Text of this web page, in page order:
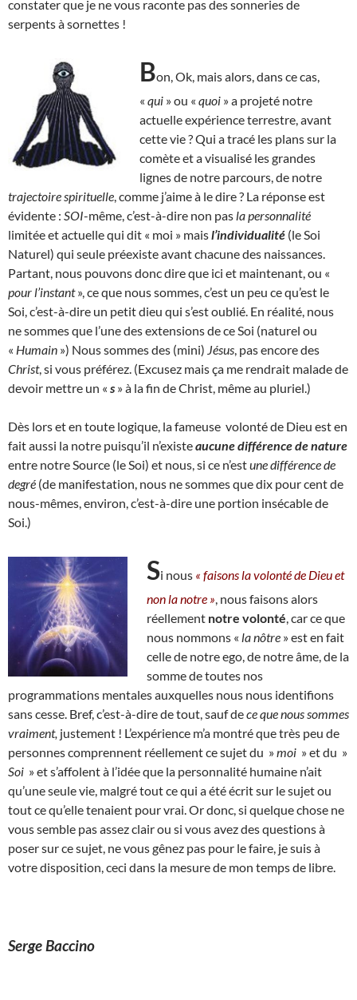
constater que je ne vous raconte pas des sonneries de
serpents à sornettes !
Bon, Ok, mais alors, dans ce cas,
« qui » ou « quoi » a projeté notre
actuelle expérience terrestre, avant
cette vie ? Qui a tracé les plans sur la
comète et a visualisé les grandes
lignes de notre parcours, de notre
trajectoire spirituelle , comme j’aime à le dire ? La réponse est
évidente : SOI-même, c’est-à-dire non pas la personnalité
limitée et actuelle qui dit « moi » maisl’individualité (le Soi
Naturel) qui seule préexiste avant chacune des naissances.
Partant, nous pouvons donc dire que ici et maintenant, ou «
pour l’instant», ce que nous sommes, c’est un peu ce qu’est le
Soi, c’est-à-dire un petit dieu qui s’est oublié. En réalité, nous
ne sommes que l’une des extensions de ce Soi (naturel ou
« Humain ») Nous sommes des (mini) Jésus , pas encore des
Christ, si vous préférez. (Excusez mais ça me rendrait malade de
devoir mettre un « s » à la fin de Christ, même au pluriel.)
Dès lors et en toute logique, la fameuse volonté de Dieu est en
fait aussi la notre puisqu’il n’existeaucune différence de nature
entre notre Source (le Soi) et nous, si ce n’estune différence de
degré (de manifestation, nous ne sommes que dix pour cent de
nous-mêmes, environ, c’est-à-dire une portion insécable de
Soi.)
Si nous « faisons la volonté de Dieu et
non la notre » , nous faisons alors
réellement notre volonté , car ce que
nous nommons « la nôtre » est en fait
celle de notre ego, de notre âme, de la
somme de toutes nos
programmations mentales auxquelles nous nous identifions
sans cesse. Bref, c’est-à-dire de tout, sauf dece que nous sommes
vraiment, justement ! L’expérience m’a montré que très peu de
personnes comprennent réellement ce sujet du »moi » et du »
Soi » et s’affolent à l’idée que la personnalité humaine n’ait
qu’une seule vie, malgré tout ce qui a été écrit sur le sujet ou
tout ce qu’elle tenaient pour vrai. Or donc, si quelque chose ne
vous semble pas assez clair ou si vous avez des questions à
poser sur ce sujet, ne vous gênez pas pour le faire, je suis à
votre disposition, ceci dans la mesure de mon temps de libre.
Serge Baccino